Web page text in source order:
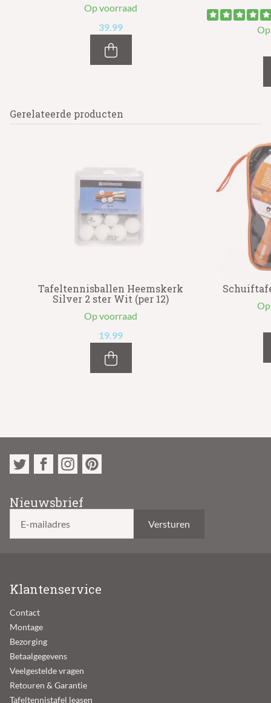
Op voorraad
39.99
Gerelateerde producten
Tafeltennisballen Heemskerk
Silver 2 ster Wit (per 12)
Op voorraad
19.99
Nieuwsbrief
E-mailadres
Klantenservice
Contact
Montage
Bezorging
Betaalgegevens
Veelgestelde vragen
Retouren & Garantie
Tafeltennistafel leasen